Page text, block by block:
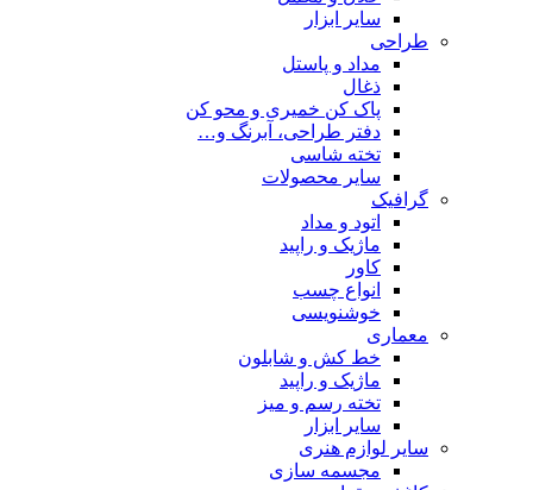
سایر ابزار
طراحی
مداد و پاستل
ذغال
پاک کن خمیری و محو کن
دفتر طراحی، آبرنگ و…
تخته شاسی
سایر محصولات
گرافیک
اتود و مداد
ماژیک و راپید
کاور
انواع چسب
خوشنویسی
معماری
خط کش و شابلون
ماژیک و راپید
تخته رسم و میز
سایر ابزار
سایر لوازم هنری
مجسمه سازی